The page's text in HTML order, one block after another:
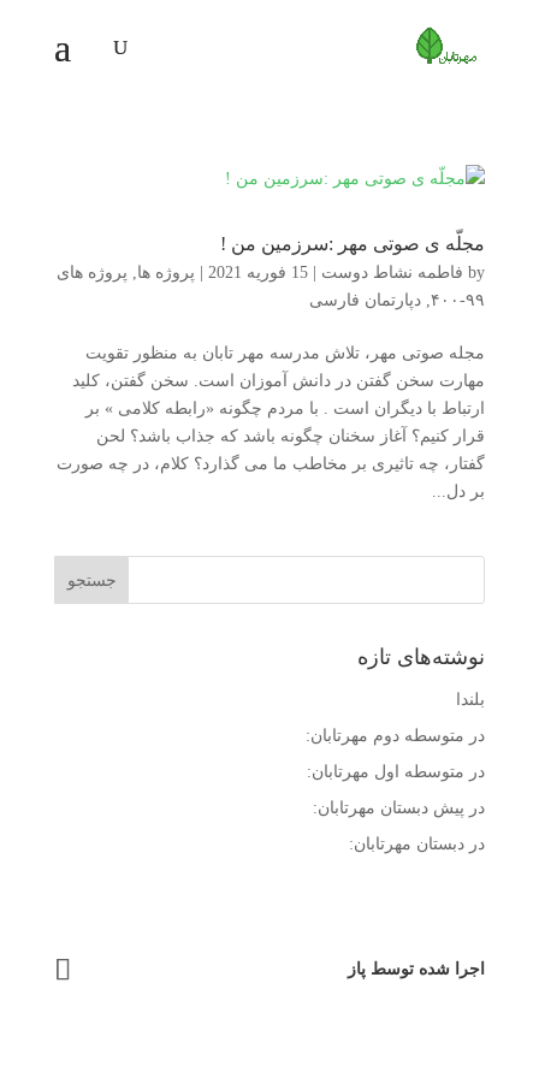
مجلّه ی صوتی مهر :سرزمین من !
by فاطمه نشاط دوست 15 فوریه 2021 | پروژه ها, پروژه های
۹۹-۴۰۰
, دپارتمان فارسی
مجله صوتی مهر، تلاش مدرسه مهر تابان به منظور تقویت
مهارت سخن گفتن در دانش آموزان است. سخن گفتن، کلید
ارتباط با دیگران است . با مردم چگونه «رابطه کلامی » بر
قرار کنیم؟ آغاز سخنان چگونه باشد که جذاب باشد؟ لحن
گفتار، چه تاثیری بر مخاطب ما می گذارد؟ کلام، در چه صورت
بر دل...
نوشته‌های تازه
بلندا
در متوسطه دوم مهرتابان:
در متوسطه اول مهرتابان:
در پیش دبستان مهرتابان:
در دبستان مهرتابان:
اجرا شده توسط پاز